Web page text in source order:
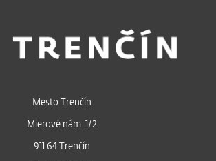
Mesto Trenčín
Mierové nám. 1/2
911 64 Trenčín